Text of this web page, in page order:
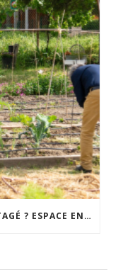
METTRE EN PLACE UN JARDIN PARTAGÉ ? ESPACE ENVIRONNEMENT VOUS ACCOMPAGNE